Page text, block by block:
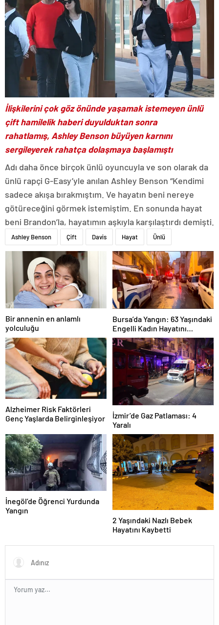
İlişkilerini çok göz önünde yaşamak istemeyen ünlü
çift hamilelik haberi duyulduktan sonra
rahatlamış, Ashley Benson büyüyen karnını
sergileyerek rahatça dolaşmaya başlamıştı
Adı daha önce birçok ünlü oyuncuyla ve son olarak da
ünlü rapçi G-Easy’yle anılan Ashley Benson “Kendimi
sadece akışa bırakmıştım. Ve hayatın beni nereye
götüreceğini görmek istemiştim. En sonunda hayat
beni Brandon’la, hayatımın aşkıyla karşılaştırdı demişti.
Ashley Benson Çift Davis Hayat Ünlü
Bir annenin en anlamlı
yolculuğu
Bursa’da Yangın: 63 Yaşındaki
Engelli Kadın Hayatını
Kaybetti
Alzheimer Risk Faktörleri
Genç Yaşlarda Belirginleşiyor
İzmir’de Gaz Patlaması: 4
Yaralı
İnegöl’de Öğrenci Yurdunda
Yangın
2 Yaşındaki Nazlı Bebek
Hayatını Kaybetti